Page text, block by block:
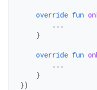
override fun
...
}
override fun
...
}
})